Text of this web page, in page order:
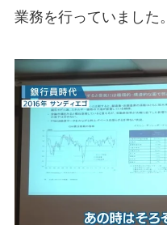
業務を行っていました。